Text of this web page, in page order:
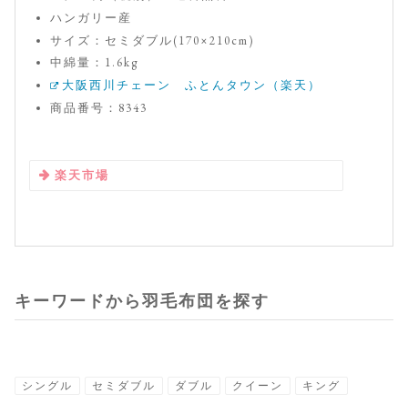
ハンガリー産
サイズ：セミダブル(170×210cm)
中綿量：1.6kg
大阪西川チェーン ふとんタウン（楽天）
商品番号：8343
楽天市場
キーワードから羽毛布団を探す
シングル セミダブル ダブル クイーン キング